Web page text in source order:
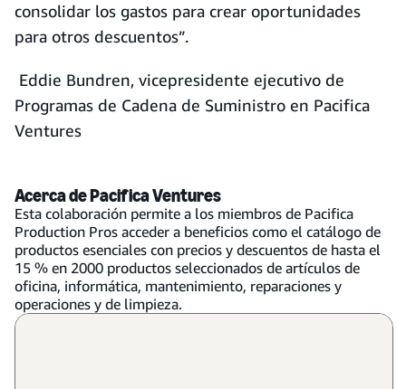
consolidar los gastos para crear oportunidades
para otros descuentos”.
Eddie Bundren, vicepresidente ejecutivo de
Programas de Cadena de Suministro en Pacifica
Ventures
Acerca de Pacifica Ventures
Esta colaboración permite a los miembros de Pacifica
Production Pros acceder a beneficios como el catálogo de
productos esenciales con precios y descuentos de hasta el
15 % en 2000 productos seleccionados de artículos de
oficina, informática, mantenimiento, reparaciones y
operaciones y de limpieza.